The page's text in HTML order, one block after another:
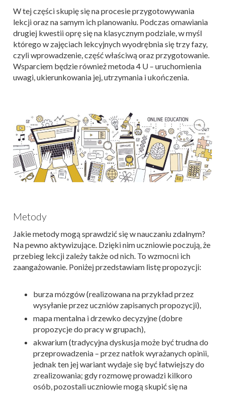
W tej części skupię się na procesie przygotowywania
lekcji oraz na samym ich planowaniu. Podczas omawiania
drugiej kwestii oprę się na klasycznym podziale, w myśl
którego w zajęciach lekcyjnych wyodrębnia się trzy fazy,
czyli wprowadzenie, część właściwą oraz przygotowanie.
Wsparciem będzie również metoda 4 U – uruchomienia
uwagi, ukierunkowania jej, utrzymania i ukończenia.
Metody
Jakie metody mogą sprawdzić się w nauczaniu zdalnym?
Na pewno aktywizujące. Dzięki nim uczniowie poczują, że
przebieg lekcji zależy także od nich. To wzmocni ich
zaangażowanie. Poniżej przedstawiam listę propozycji:
burza mózgów (realizowana na przykład przez
wysyłanie przez uczniów zapisanych propozycji),
mapa mentalna i drzewko decyzyjne (dobre
propozycje do pracy w grupach),
akwarium (tradycyjna dyskusja może być trudna do
przeprowadzenia – przez natłok wyrażanych opinii,
jednak ten jej wariant wydaje się być łatwiejszy do
zrealizowania; gdy rozmowę prowadzi kilkoro
osób, pozostali uczniowie mogą skupić się na